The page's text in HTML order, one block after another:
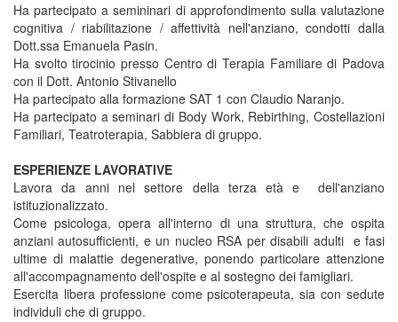
Ha partecipato a semininari di approfondimento sulla valutazione
cognitiva / riabilitazione / affettività nell'anziano, condotti dalla
Dott.ssa Emanuela Pasin.
Ha svolto tirocinio presso Centro di Terapia Familiare di Padova
con il Dott. Antonio Stivanello
Ha partecipato alla formazione SAT 1 con Claudio Naranjo.
Ha partecipato a seminari di Body Work, Rebirthing, Costellazioni
Familiari, Teatroterapia, Sabbiera di gruppo.
ESPERIENZE LAVORATIVE
Lavora da anni nel settore della terza età e dell'anziano
istituzionalizzato.
Come psicologa, opera all'interno di una struttura, che ospita
anziani autosufficienti, e un nucleo RSA per disabili adulti e fasi
ultime di malattie degenerative, ponendo particolare attenzione
all'accompagnamento dell'ospite e al sostegno dei famigliari.
Esercita libera professione come psicoterapeuta, sia con sedute
individuli che di gruppo.